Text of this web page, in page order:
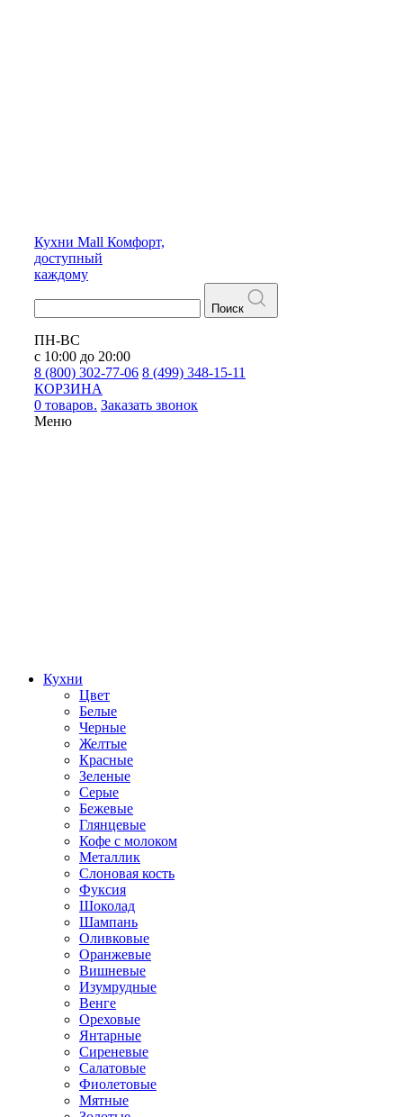
Кухни Mall Комфорт,
доступный
каждому
Поиск
ПН-ВС
с 10:00 до 20:00
8 (800) 302-77-06 8 (499) 348-15-11
КОРЗИНА
0 товаров. Заказать звонок
Меню
Кухни
Цвет
Белые
Черные
Желтые
Красные
Зеленые
Серые
Бежевые
Глянцевые
Кофе с молоком
Металлик
Слоновая кость
Фуксия
Шоколад
Шампань
Оливковые
Оранжевые
Вишневые
Изумрудные
Венге
Ореховые
Янтарные
Сиреневые
Салатовые
Фиолетовые
Мятные